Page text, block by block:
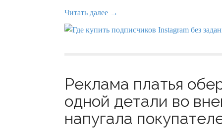
Читать далее →
Реклама платья
одной детали во
напугала